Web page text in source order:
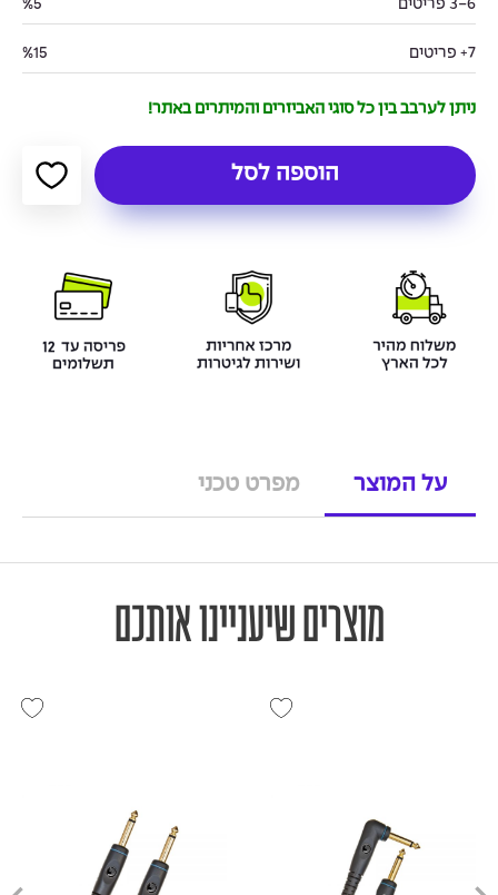
3-6 פריטים %5
7+ פריטים %15
ניתן לערבב בין כל סוגי האביזרים והמיתרים באתר!
הוספה לסל
על המוצר מפרט טכני
מוצרים שיעניינו אותכם